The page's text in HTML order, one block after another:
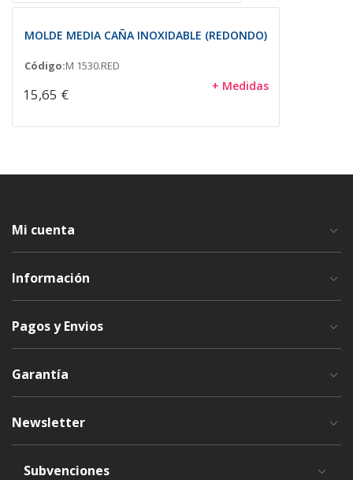
MOLDE MEDIA CAÑA INOXIDABLE (REDONDO)
Código:M 1530.RED
15,65 € + Medidas
Mi cuenta
Información
Pagos y Envios
Garantía
Newsletter
Subvenciones